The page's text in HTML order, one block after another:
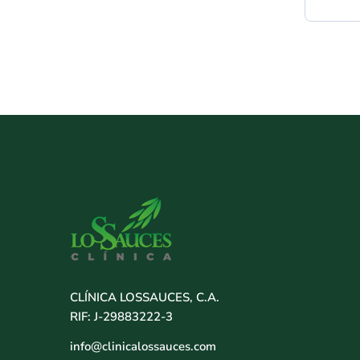
CLÍNICA LOSSAUCES, C.A.
RIF: J-29883222-3
info@clinicalossauces.com